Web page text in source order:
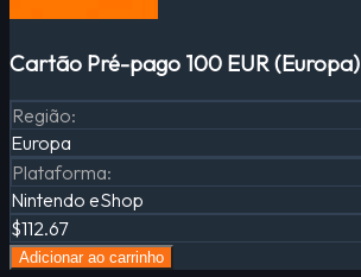
Cartão Pré-pago 100 EUR (Europa)
Região:
Europa
Plataforma:
Nintendo eShop
$112.67
Adicionar ao carrinho